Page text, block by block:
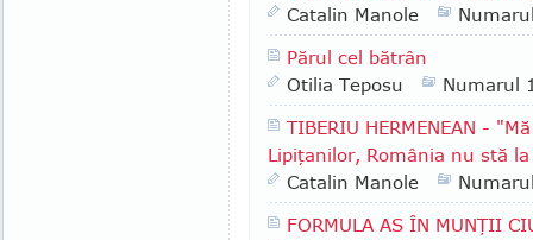
Catalin Manole
Părul cel bătrân
Otilia Teposu
Numarul
TIBERIU HERMENEAN -
Lipiţanilor, România nu stă
Catalin Manole
FORMULA AS ÎN MUNŢII